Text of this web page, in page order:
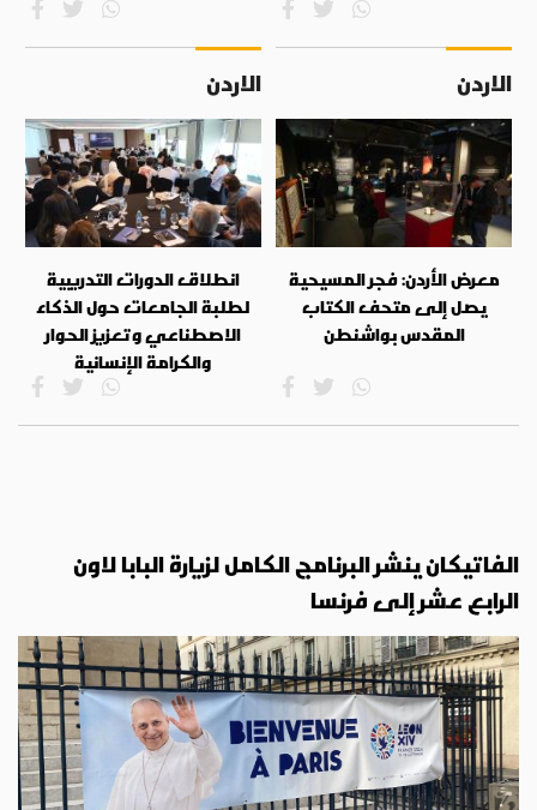
الاردن
معرض الأردن: فجر المسيحية
يصل إلى متحف الكتاب
المقدس بواشنطن
الاردن
انطلاق الدورات التدريبية
لطلبة الجامعات حول الذكاء
الاصطناعي وتعزيز الحوار
والكرامة الإنسانية
الفاتيكان ينشر البرنامج الكامل لزيارة البابا لاون
الرابع عشر إلى فرنسا